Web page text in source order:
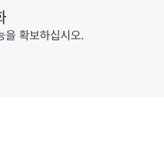
을 확보하십시오.